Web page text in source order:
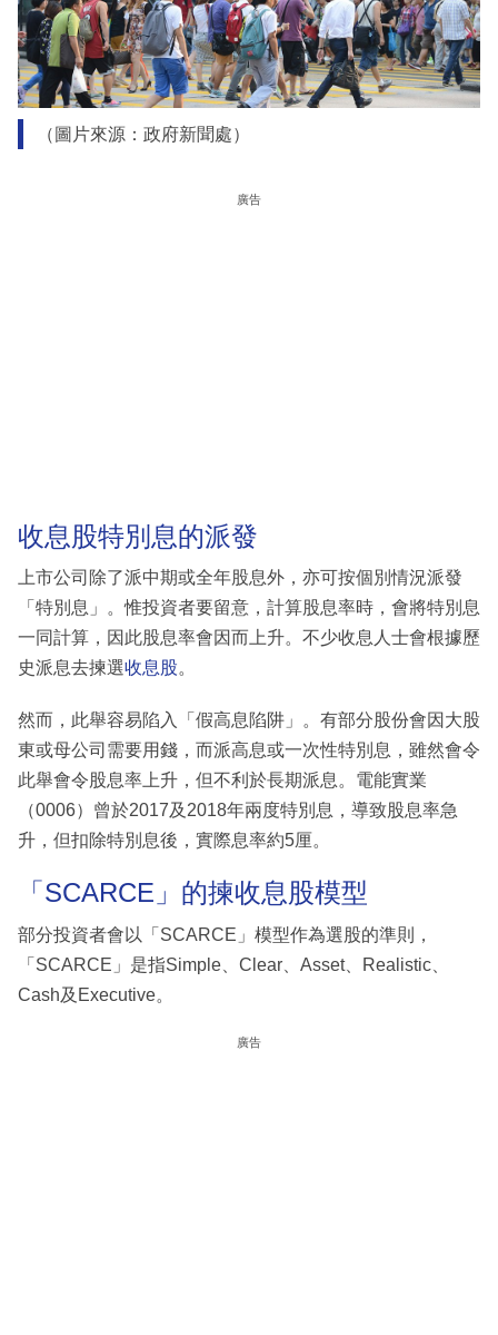
（圖片來源：政府新聞處）
廣告
收息股特別息的派發
上市公司除了派中期或全年股息外，亦可按個別情況派發
「特別息」。惟投資者要留意，計算股息率時，會將特別息
一同計算，因此股息率會因而上升。不少收息人士會根據歷
史派息去揀選收息股。
然而，此舉容易陷入「假高息陷阱」。有部分股份會因大股
東或母公司需要用錢，而派高息或一次性特別息，雖然會令
此舉會令股息率上升，但不利於長期派息。電能實業
（0006）曾於2017及2018年兩度特別息，導致股息率急
升，但扣除特別息後，實際息率約5厘。
「SCARCE」的揀收息股模型
部分投資者會以「SCARCE」模型作為選股的準則，
「SCARCE」是指Simple、Clear、Asset、Realistic、
Cash及Executive。
廣告